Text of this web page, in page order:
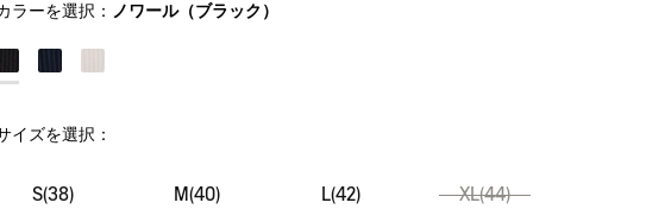
ラーを選択： ノワール（ブラック）
イズを選択：
S(38) M(40) L(42) XL(44)